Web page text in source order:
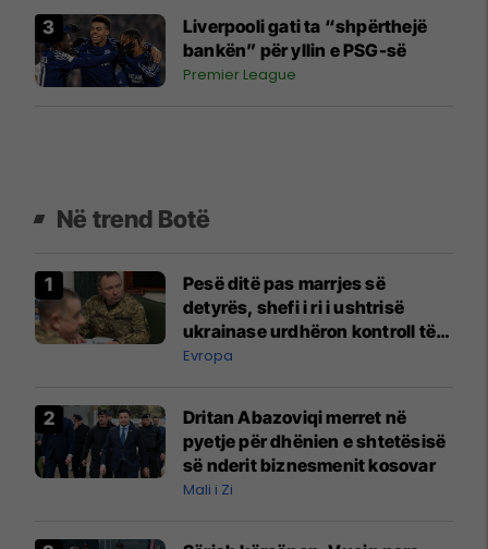
Liverpooli gati ta “shpërthejë
bankën” për yllin e PSG-së
Premier League
Në trend Botë
Pesë ditë pas marrjes së
detyrës, shefi i ri i ushtrisë
ukrainase urdhëron kontroll të
madh
Evropa
Dritan Abazoviqi merret në
pyetje për dhënien e shtetësisë
së nderit biznesmenit kosovar
Mali i Zi